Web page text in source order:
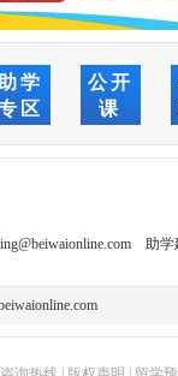
学
区
公开
课
助学